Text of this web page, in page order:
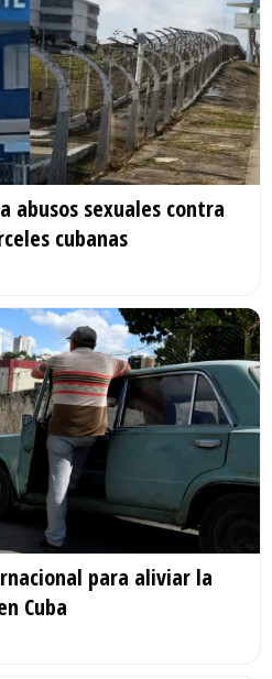
abusos sexuales contra
cubanas
para aliviar la
Cuba